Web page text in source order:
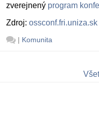
zverejnený program
Zdroj: ossconf.fri.uniza.sk
| Komunita